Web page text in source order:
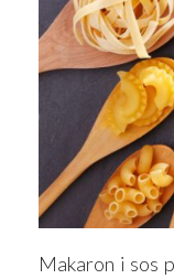
Makaron i sos